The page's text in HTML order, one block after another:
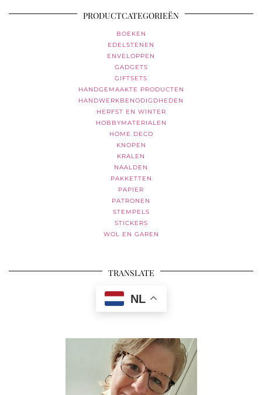
PRODUCTCATEGORIEËN
BOEKEN
EDELSTENEN
ENVELOPPEN
GADGETS
GIFTSETS
HANDGEMAAKTE PRODUCTEN
HANDWERKBENODIGDHEDEN
HERFST EN WINTER
HOBBYMATERIALEN
HOME DECO
KNOPEN
KRALEN
NAALDEN
PAKKETTEN
PAPIER
PATRONEN
STEMPELS
STICKERS
WOL EN GAREN
TRANSLATE
NL